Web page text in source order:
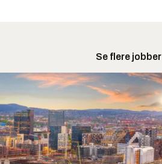
Se flere jobber